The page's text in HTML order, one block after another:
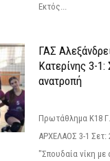
Εκτός...
ΓΑΣ
Κατερίνης 3-1:
ανατροπή
Πρωτάθλημα Κ18
ΑΡΧΕΛΑΟΣ 3-1 Σετ:
"Σπουδαία νίκη